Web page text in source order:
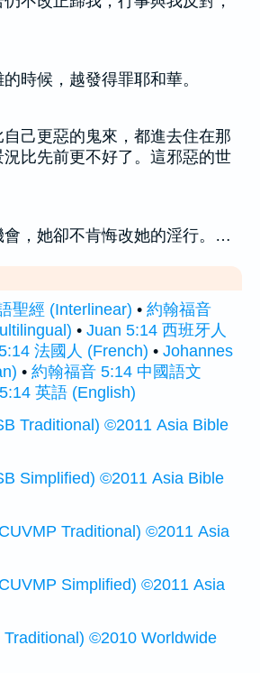
時候，越發得罪耶和華。
己更惡的鬼來，都進去住在那
比先前更不好了。這邪惡的世
會，她卻不肯悔改她的淫行。…
聖經 (Interlinear) • 約翰福音
• Juan 5:14 西班牙人
法國人 (French) • Johannes
• 約翰福音 5:14 中國語文
英語 (English)
Traditional) ©2011 Asia Bible
Simplified) ©2011 Asia Bible
Traditional) ©2011 Asia
Simplified) ©2011 Asia
©2010 Worldwide